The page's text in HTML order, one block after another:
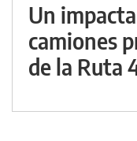
Un
camiones
de la Ruta